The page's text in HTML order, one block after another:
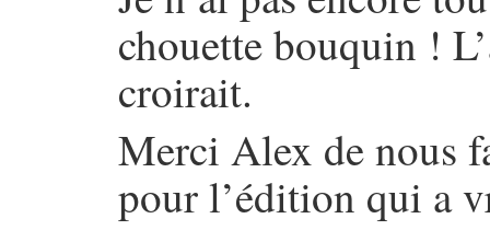
chouette bouquin !
croirait.
Merci Alex de nous
pour l’édition qui a